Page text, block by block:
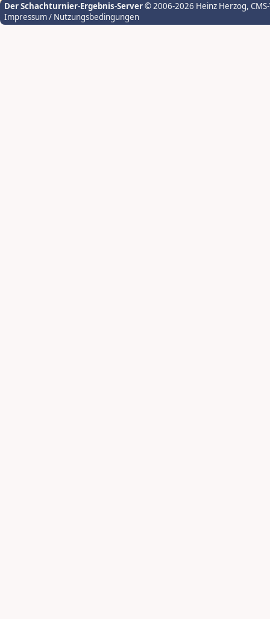
Der Schachturnier-Ergebnis-Server© 2006-2026 Heinz Herzog,
Impressum / Nutzungsbedingungen